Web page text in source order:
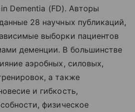
Dementia (FD). Авторы
28 научных публикаций,
выборки пациентов
деменции. В большинстве
аэробных, силовых,
а также
и гибкость,
физическое